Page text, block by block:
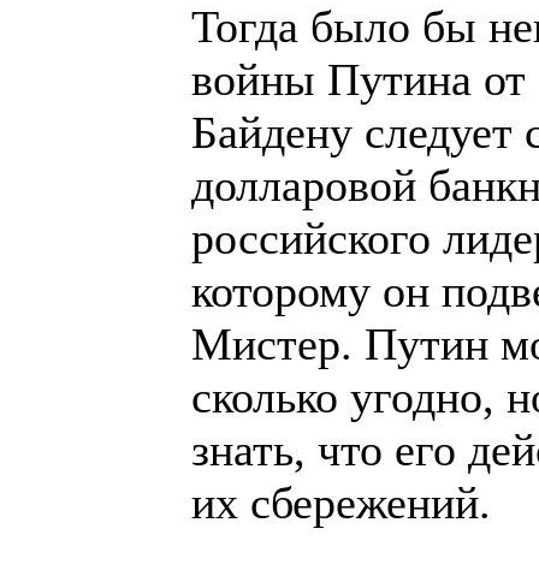
Тогда было бы
войны Путина от
Байдену следует
долларовой
российского
которому он
Мистер. Путин
сколько угодно,
знать, что его
их сбережений.